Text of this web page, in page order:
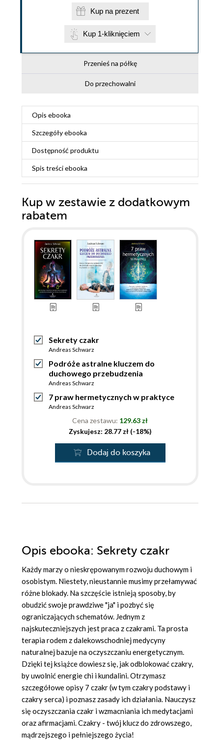
Kup na prezent
Kup 1-kliknięciem
Przenieś na półkę
Do przechowalni
Opis ebooka
Szczegółyebooka
Dostępność produktu
Spis treściebooka
Kup w zestawie z dodatkowym
rabatem
Sekrety czakr
Andreas Schwarz
Podróże astralne kluczem do
duchowego przebudzenia
Andreas Schwarz
7 praw hermetycznych w praktyce
Andreas Schwarz
Cena zestawu: 129.63 zł
Zyskujesz: 28.77 zł (-18%)
Dodaj do koszyka
Opis ebooka: Sekrety czakr
Każdy marzy o nieskrępowanym rozwoju duchowym i
osobistym. Niestety, nieustannie musimy przełamywać
różne blokady. Na szczęście istnieją sposoby, by
obudzić swoje prawdziwe "ja" i pozbyć się
ograniczających schematów. Jednym z
najskuteczniejszych jest praca z czakrami. Ta prosta
terapia rodem z dalekowschodniej medycyny
naturalnej bazuje na oczyszczaniu energetycznym.
Dzięki tej książce dowiesz się, jak odblokować czakry,
by uwolnić energie chi i kundalini. Otrzymasz
szczegółowe opisy 7 czakr (w tym czakry podstawy i
czakry serca) i poznasz zasady ich działania. Nauczysz
się oczyszczania czakr i wzmacniania ich medytacjami
oraz afirmacjami. Czakry - twój klucz do zdrowszego,
mądrzejszego i pełniejszego życia!